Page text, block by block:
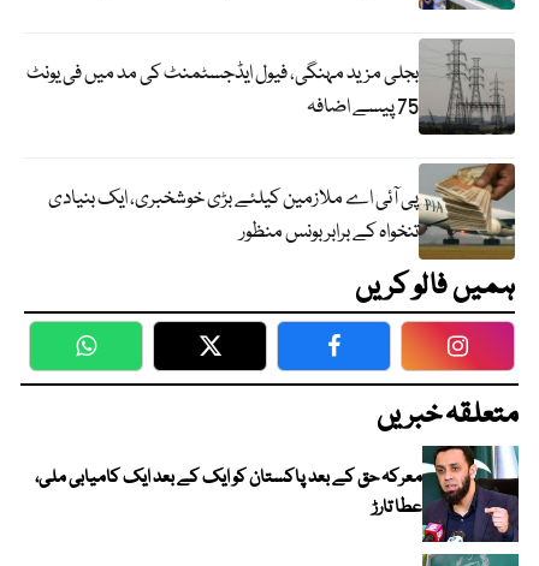
بجلی مزید مہنگی، فیول ایڈجسٹمنٹ کی مد میں فی یونٹ
75 پیسے اضافہ
پی آئی اے ملازمین کیلئے بڑی خوشخبری، ایک بنیادی
تنخواہ کے برابر بونس منظور
ہمیں فالو کریں
WhatsApp Twitter Facebook
متعلقہ خبریں
معرکہ حق کے بعد پاکستان کو ایک کے بعد ایک کامیابی ملی،
عطا تارڑ